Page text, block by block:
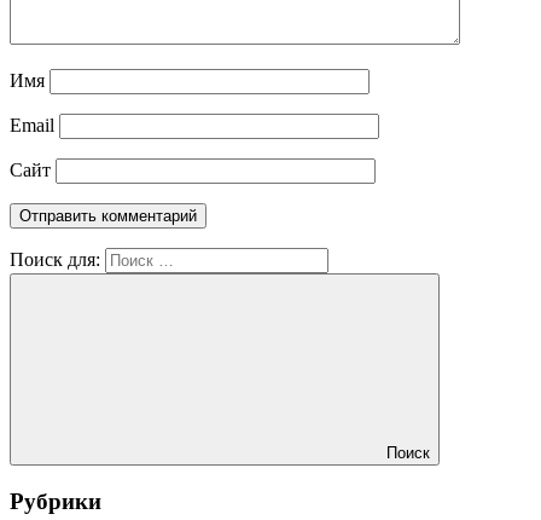
Имя
Email
Сайт
Поиск для:
Поиск
Рубрики